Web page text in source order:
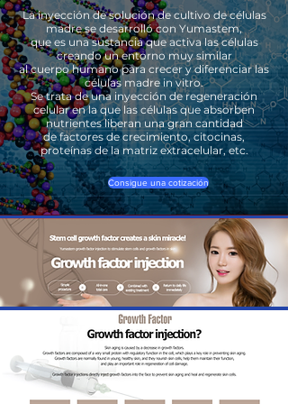
La inyección de solución de cultivo de células
madre se desarrolló con Yumastem,
que es una sustancia que activa las células
creando un entorno muy similar
al cuerpo humano para crecer y diferenciar las
células madre in vitro.
Se trata de una inyección de regeneración
celular en la que las células que absorben
nutrientes liberan una gran cantidad
de factores de crecimiento, citocinas,
proteínas de la matriz extracelular, etc.
Consigue una cotización